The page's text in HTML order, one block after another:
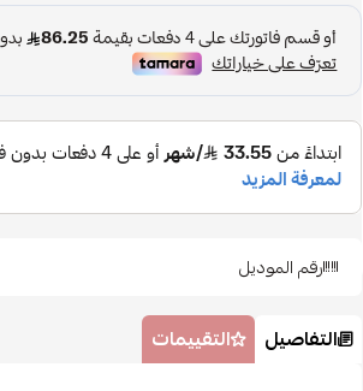
رقم الموديل
التفاصيل التقييمات